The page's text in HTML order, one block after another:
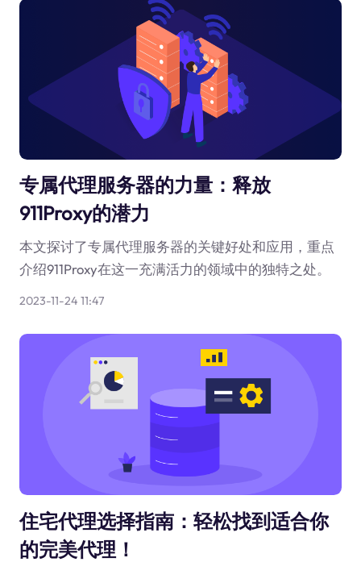
专属代理服务器的力量：释放
911Proxy的潜力
本文探讨了专属代理服务器的关键好处和应用，重点
介绍911Proxy在这一充满活力的领域中的独特之处。
2023-11-24 11:47
住宅代理选择指南：轻松找到适合你
的完美代理！